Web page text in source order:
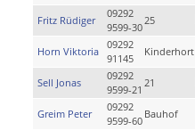
Fritz Rüdiger
09292
9599-30
25
Horn Viktoria
09292
91145
Kinderhort
Sell Jonas
09292
9599-21
21
Greim Peter
09292
9599-60
Bauhof